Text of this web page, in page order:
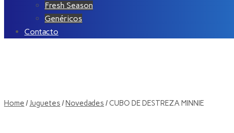
Fresh Season
Genéricos
Contacto
Home /Juguetes /Novedades / CUBO DE DESTREZA MINNIE